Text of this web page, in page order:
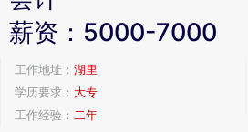
薪资： 5000-7000
工作地址： 湖里
学历要求： 大专
工作经验： 二年